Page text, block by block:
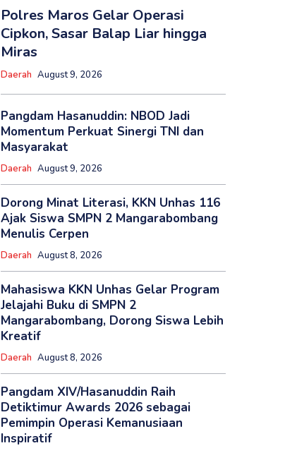
Polres Maros Gelar Operasi
Cipkon, Sasar Balap Liar hingga
Miras
Daerah August 9, 2026
Pangdam Hasanuddin: NBOD Jadi
Momentum Perkuat Sinergi TNI dan
Masyarakat
Daerah August 9, 2026
Dorong Minat Literasi, KKN Unhas 116
Ajak Siswa SMPN 2 Mangarabombang
Menulis Cerpen
Daerah August 8, 2026
Mahasiswa KKN Unhas Gelar Program
Jelajahi Buku di SMPN 2
Mangarabombang, Dorong Siswa Lebih
Kreatif
Daerah August 8, 2026
Pangdam XIV/Hasanuddin Raih
Detiktimur Awards 2026 sebagai
Pemimpin Operasi Kemanusiaan
Inspiratif